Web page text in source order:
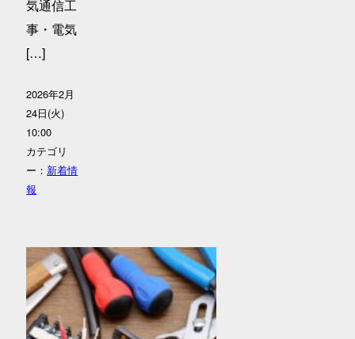
気通信工
事・電気
[…]
2026年2月
24日(火)
10:00
カテゴリ
ー： 新着情
報